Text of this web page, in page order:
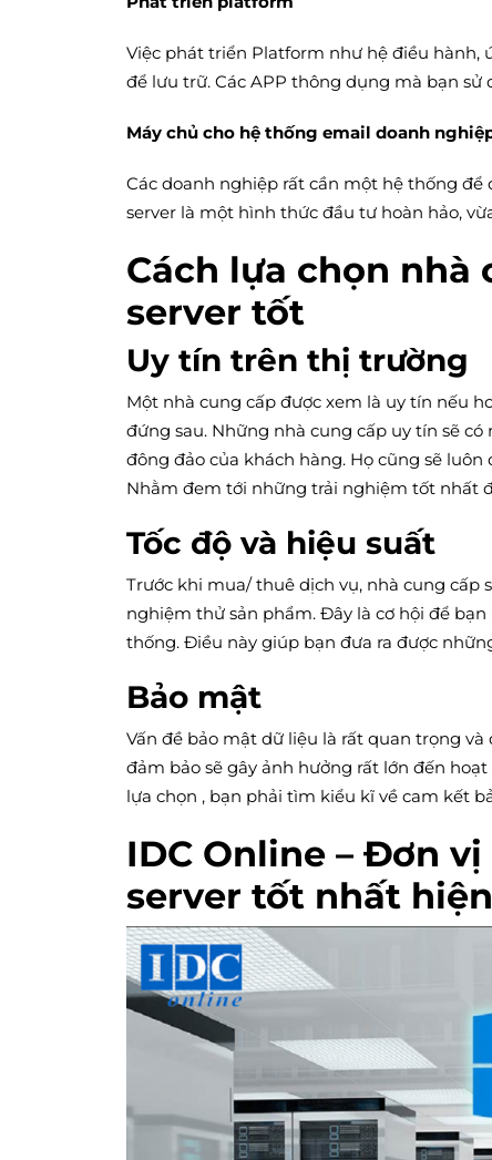
Việc phát triển Platform như hệ điều hành,
để lưu trữ. Các APP thông dụng mà bạn
Máy chủ cho hệ thống email doanh
Các doanh nghiệp rất cần một hệ thống để
server là một hình thức đầu tư hoàn hảo,
Cách lựa chọn nhà
server tốt
Uy tín trên thị trường
Một nhà cung cấp được xem là uy tín nếu
đứng sau. Những nhà cung cấp uy tín sẽ
đông đảo của khách hàng. Họ cũng sẽ
Nhằm đem tới những trải nghiệm tốt nhất
Tốc độ và hiệu suất
Trước khi mua/ thuê dịch vụ, nhà cung cấp
nghiệm thử sản phẩm. Đây là cơ hội để
thống. Điều này giúp bạn đưa ra được
Bảo mật
Vấn đề bảo mật dữ liệu là rất quan trọng
đảm bảo sẽ gây ảnh hưởng rất lớn đến
lựa chọn , bạn phải tìm kiểu kĩ về cam kết
IDC Online – Đơn
server tốt nhất